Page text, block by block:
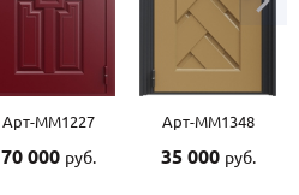
Арт-ММ1227
70 000 руб.
Арт-ММ1348
35 000 руб.